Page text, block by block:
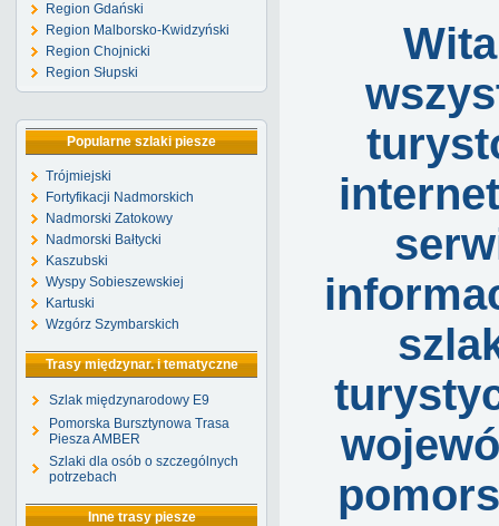
Region Gdański
Region Malborsko-Kwidzyński
Region Chojnicki
Region Słupski
Popularne szlaki piesze
Trójmiejski
Fortyfikacji Nadmorskich
Nadmorski Zatokowy
Nadmorski Bałtycki
Kaszubski
Wyspy Sobieszewskiej
Kartuski
Wzgórz Szymbarskich
Trasy międzynar. i tematyczne
Szlak międzynarodowy E9
Pomorska Bursztynowa Trasa
Piesza AMBER
Szlaki dla osób o szczególnych
potrzebach
Inne trasy piesze